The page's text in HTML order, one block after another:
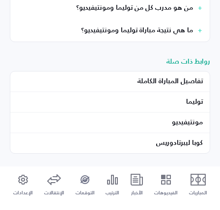
من هو مدرب كل من توليما ومونتيفيديو؟
ما هي نتيجة مباراة توليما ومونتيفيديو؟
روابط ذات صلة
تفاصيل المباراة الكاملة
توليما
مونتيفيديو
كوبا ليبرتادوريس
المباريات الفيديوهات الأخبار الترتيب التوقعات الإنتقالات الإعدادات